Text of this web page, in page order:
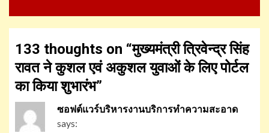
133 thoughts on “मुख्यमंत्री त्रिवेन्द्र सिंह
रावत ने कुशल एवं अकुशल युवाओं के लिए पोर्टल
का किया शुभारंभ”
ซอฟต์แวร์บริหารงานบริการทำความสะอาด
says: